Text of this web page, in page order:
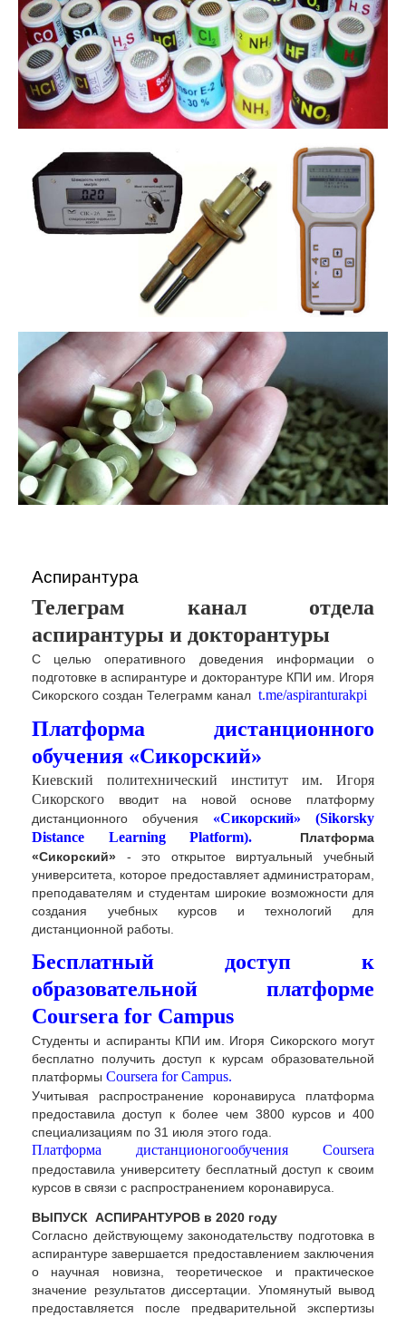
Аспирантура
Телеграм канал отдела
аспирантуры и докторантуры
С целью оперативного доведения информации
о
подготовке в аспирантуре и докторантуре КПИ им
Игоря
Сикорского создан Телеграмм канал t.me/aspiranturakpi
Платформа дистанционного
обучения «Сикорский»
Киевский политехнический институт им. Игоря
Сикорского
вводит на новой основе
платформу
дистанционного обучения
«Сикорский» (Sikorsky
Distance Learning Platform). Платформа
«Сикорский» - это открытое
виртуальный учебный
университета
которое предоставляет администраторам
преподавателям и студентам широкие возможности для
создания
учебных курсов и технологий
для
дистанционной работы
Бесплатный доступ к
образовательной платформе
Coursera for Campus
Студенты и аспиранты КПИ им Игоря Сикорского могут
бесплатно получить доступ к курсам образовательной
платформы Coursera for Campus.
Учитывая распространение коронавируса
платформа
предоставила доступ к более чем 3800 курсов и 400
специализациям по 31 июля этого года.
Платформа дистанционогообучения Coursera
предоставила университету бесплатный доступ к своим
курсов в связи с распространением коронавируса
ВЫПУСК АСПИРАНТУРОВ в 2020 году
Согласно действующему законодательству подготовка в
аспирантуре завершается предоставлением заключения
о научная новизна, теоретическое и практическое
значение результатов диссертации. Упомянутый вывод
предоставляется после предварительной экспертизы